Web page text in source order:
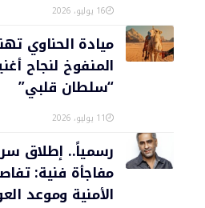
16 يوليو، 2026
ميادة الحناوي
المنفوخ لنجاح
“سلطان قلبي”
11 يوليو، 2026
رسمياً.. إطلاق
مفاجأة فنية:
الأمنية وموعد